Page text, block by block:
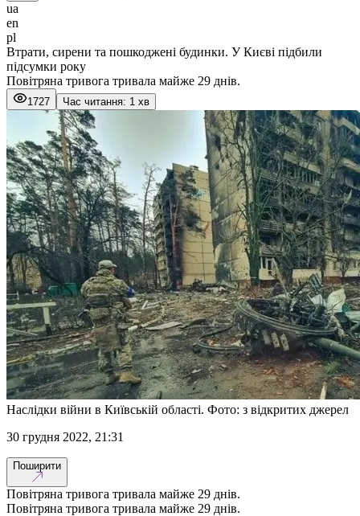
ua
en
pl
Втрати, сирени та пошкоджені будинки. У Києві підбили
підсумки року
Повітряна тривога тривала майже 29 днів.
1727 Час читання: 1 хв
Наслідки війни в Київській області. Фото: з відкритих джерел
30 грудня 2022, 21:31
Поширити
Повітряна тривога тривала майже 29 днів.
Повітряна тривога тривала майже 29 днів.